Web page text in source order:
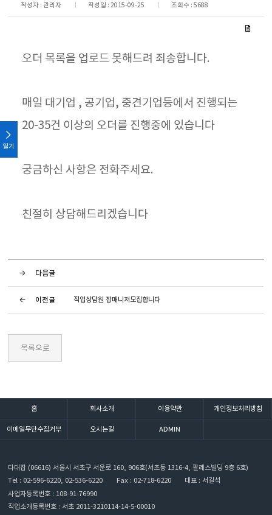
열기
작성자 : 관리자 작성일 : 2015-09-25 조회수 : 5688
오더 목록을 업로드 못해드려 죄송합니다.
매일 대기업 , 공기업, 중견기업등에서 진행되는
20-35건 이상의 오더를 진행중에 있습니다
궁금하신 사항은 전화주세요.
친절히 상담해드리겠습니다
다음글
이전글 직업상담원 잡매니저모집합니다
홈 회사소개 이용약관 개인정보처리방침
이메일무단수집거부 오시는길 ADMIN
다대잡 (06616) 서울시 서초구 서운로 160, 906호(서초동 1316-4, 팔레스빌딩 9층 6호)
Tel : 02-596-6220, 02-536-6220
Fax : 02-718-6220
대표 : 서길석
사업자등록번호 : 108-91-76990
직업소개등록번호 : 서초 2011-3210114-14-5-00010